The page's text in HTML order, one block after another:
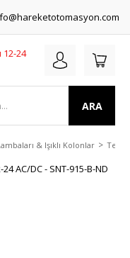
ARA
& Işıklı Kolonlar Tepe